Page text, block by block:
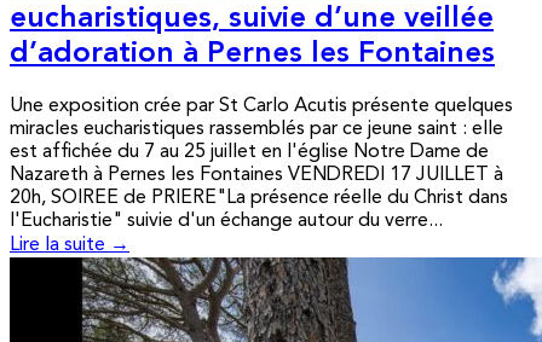
eucharistiques, suivie d’une veillée
d’adoration à Pernes les Fontaines
Une exposition crée par St Carlo Acutis présente quelques
miracles eucharistiques rassemblés par ce jeune saint : elle
est affichée du 7 au 25 juillet en l'église Notre Dame de
Nazareth à Pernes les Fontaines VENDREDI 17 JUILLET à
20h, SOIREE de PRIERE"La présence réelle du Christ dans
l'Eucharistie" suivie d'un échange autour du verre...
Lire la suite →